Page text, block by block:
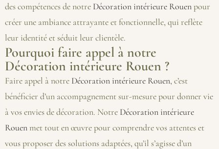
des compétences de notre Décoration intérieure Rouenpour
créer une ambiance attrayante et fonctionnelle, qui reflète
leur identité et séduit leur clientèle.
Pourquoi faire appel à notre
Décoration intérieure Rouen ?
Faire appel à notre Décoration intérieure Rouen, c’est
bénéficier d’un accompagnement sur-mesure pour donner vie
à vos envies de décoration. Notre Décoration intérieure
Rouenmet tout en œuvre pour comprendre vos attentes et
vous proposer des solutions adaptées, qu’il s’agisse d’un